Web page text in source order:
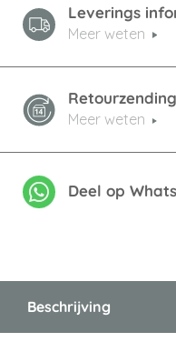
Leverings
Meer weten
Meer weten
Deel op
Beschrijving